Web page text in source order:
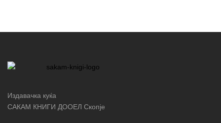
Издавачка куќа
САКАМ КНИГИ ДООЕЛ Скопје